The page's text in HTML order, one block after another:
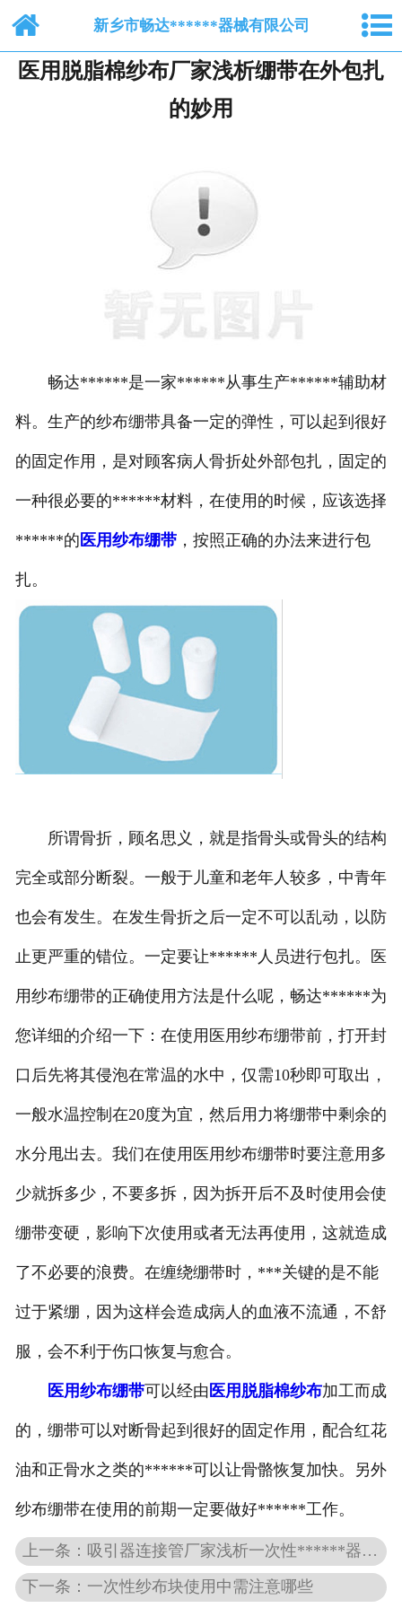
网站首页
关于我们
在线留言
联系我们
新乡市畅达******器械有限公司
医用脱脂棉纱布厂家浅析绷带在外包扎
的妙用
畅达******是一家******从事生产******辅助材
料。生产的纱布绷带具备一定的弹性，可以起到很好
的固定作用，是对顾客病人骨折处外部包扎，固定的
一种很必要的******材料，在使用的时候，应该选择
******的 医用纱布绷带，按照正确的办法来进行包
扎。
所谓骨折，顾名思义，就是指骨头或骨头的结构
完全或部分断裂。一般于儿童和老年人较多，中青年
也会有发生。在发生骨折之后一定不可以乱动，以防
止更严重的错位。一定要让******人员进行包扎。医
用纱布绷带的正确使用方法是什么呢，畅达******为
您详细的介绍一下：在使用医用纱布绷带前，打开封
口后先将其侵泡在常温的水中，仅需10秒即可取出，
一般水温控制在20度为宜，然后用力将绷带中剩余的
水分甩出去。我们在使用医用纱布绷带时要注意用多
少就拆多少，不要多拆，因为拆开后不及时使用会使
绷带变硬，影响下次使用或者无法再使用，这就造成
了不必要的浪费。在缠绕绷带时，***关键的是不能
过于紧绷，因为这样会造成病人的血液不流通，不舒
服，会不利于伤口恢复与愈合。
医用纱布绷带可以经由 医用脱脂棉纱布加工而成
的，绷带可以对断骨起到很好的固定作用，配合红花
油和正骨水之类的******可以让骨骼恢复加快。另外
纱布绷带在使用的前期一定要做好******工作。
上一条：吸引器连接管厂家浅析一次性******器的运输及保存
下一条：一次性纱布块使用中需注意哪些